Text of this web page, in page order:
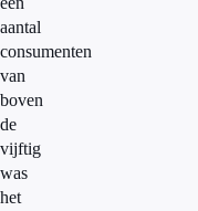
aantal
consumenten
van
boven
de
vijftig
was
het